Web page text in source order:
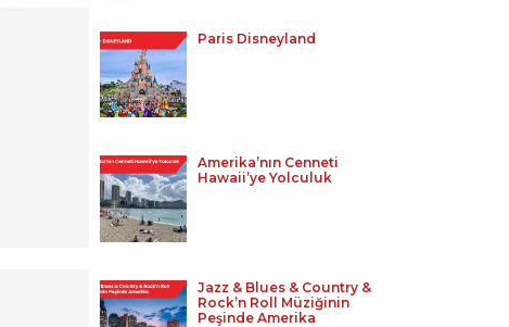
Paris Disneyland
Amerika’nın Cenneti
Hawaii’ye Yolculuk
Jazz & Blues & Country &
Rock’n Roll Müziğinin
Peşinde Amerika